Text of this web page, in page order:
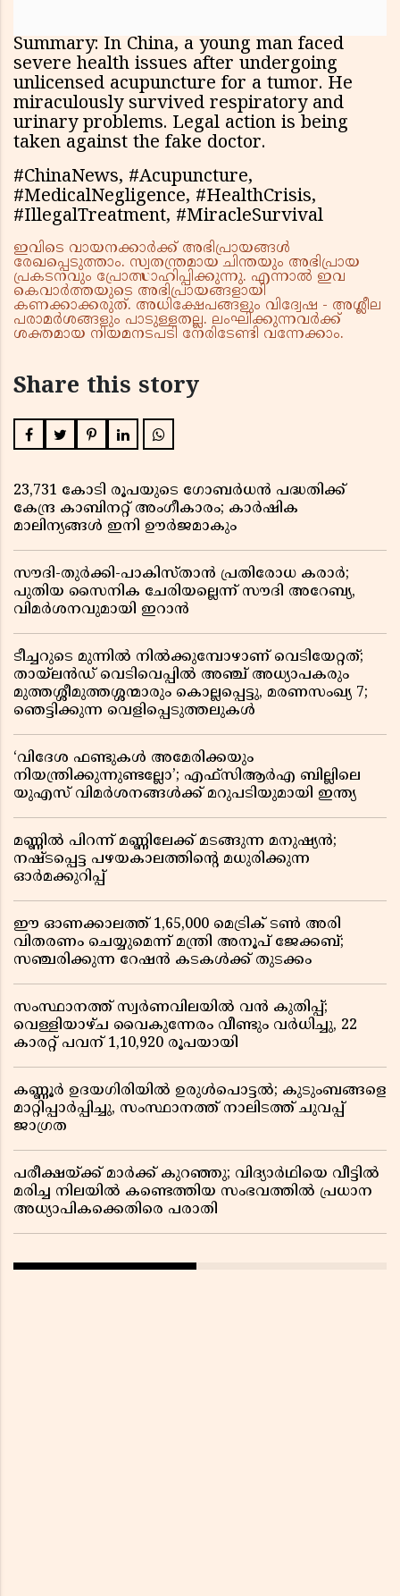
Summary: In China, a young man faced
severe health issues after undergoing
unlicensed acupuncture for a tumor. He
miraculously survived respiratory and
urinary problems. Legal action is being
taken against the fake doctor.
#ChinaNews, #Acupuncture,
#MedicalNegligence, #HealthCrisis,
#IllegalTreatment, #MiracleSurvival
ഇവിടെ വായനക്കാർക്ക് അഭിപ്രായങ്ങൾ
രേഖപ്പെടുത്താം. സ്വതന്ത്രമായ ചിന്തയും അഭിപ്രായ
പ്രകടനവും പ്രോത്സാഹിപ്പിക്കുന്നു. എന്നാൽ ഇവ
കെവാർത്തയുടെ അഭിപ്രായങ്ങളായി
കണക്കാക്കരുത്. അധിക്ഷേപങ്ങളും വിദ്വേഷ - അശ്ലീല
പരാമർശങ്ങളും പാടുള്ളതല്ല. ലംഘിക്കുന്നവർക്ക്
ശക്തമായ നിയമനടപടി നേരിടേണ്ടി വന്നേക്കാം.
Share this story
23,731 കോടി രൂപയുടെ ഗോബർധൻ പദ്ധതിക്ക്
കേന്ദ്ര കാബിനറ്റ് അംഗീകാരം; കാർഷിക
മാലിന്യങ്ങൾ ഇനി ഊർജമാകും
സൗദി-തുർക്കി-പാകിസ്താൻ പ്രതിരോധ കരാർ;
പുതിയ സൈനിക ചേരിയല്ലെന്ന് സൗദി അറേബ്യ,
വിമർശനവുമായി ഇറാൻ
ടീച്ചറുടെ മുന്നിൽ നിൽക്കുമ്പോഴാണ് വെടിയേറ്റത്;
തായ്‌ലൻഡ് വെടിവെപ്പിൽ അഞ്ച് അധ്യാപകരും
മുത്തശ്ശീമുത്തശ്ശന്മാരും കൊല്ലപ്പെട്ടു, മരണസംഖ്യ 7;
ഞെട്ടിക്കുന്ന വെളിപ്പെടുത്തലുകൾ
‘വിദേശ ഫണ്ടുകൾ അമേരിക്കയും
നിയന്ത്രിക്കുന്നുണ്ടല്ലോ’; എഫ്സിആർഎ ബില്ലിലെ
യുഎസ് വിമർശനങ്ങൾക്ക് മറുപടിയുമായി ഇന്ത്യ
മണ്ണിൽ പിറന്ന് മണ്ണിലേക്ക് മടങ്ങുന്ന മനുഷ്യൻ;
നഷ്ടപ്പെട്ട പഴയകാലത്തിൻ്റെ മധുരിക്കുന്ന
ഓർമക്കുറിപ്പ്
ഈ ഓണക്കാലത്ത് 1,65,000 മെട്രിക് ടൺ അരി
വിതരണം ചെയ്യുമെന്ന് മന്ത്രി അനൂപ് ജേക്കബ്;
സഞ്ചരിക്കുന്ന റേഷൻ കടകൾക്ക് തുടക്കം
സംസ്ഥാനത്ത് സ്വർണവിലയിൽ വൻ കുതിപ്പ്;
വെള്ളിയാഴ്ച വൈകുന്നേരം വീണ്ടും വർധിച്ചു, 22
കാരറ്റ് പവന് 1,10,920 രൂപയായി
കണ്ണൂർ ഉദയഗിരിയിൽ ഉരുൾപൊട്ടൽ; കുടുംബങ്ങളെ
മാറ്റിപ്പാർപ്പിച്ചു, സംസ്ഥാനത്ത് നാലിടത്ത് ചുവപ്പ്
ജാഗ്രത
പരീക്ഷയ്ക്ക് മാർക്ക് കുറഞ്ഞു; വിദ്യാർഥിയെ വീട്ടിൽ
മരിച്ച നിലയിൽ കണ്ടെത്തിയ സംഭവത്തിൽ പ്രധാന
അധ്യാപികക്കെതിരെ പരാതി